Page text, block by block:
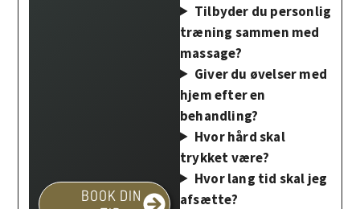
BOOK DIN
Tilbyder du personlig
træning sammen med
massage?
Giver du øvelser med
hjem efter en
behandling?
Hvor hård skal
trykket være?
Hvor lang tid skal jeg
afsætte?